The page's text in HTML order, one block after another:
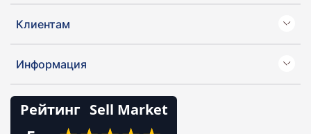
Клиентам
Информация
Рейтинг Sell Market